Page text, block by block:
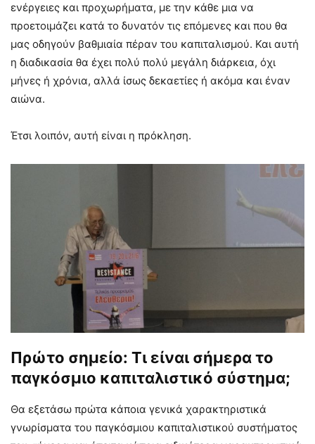
ενέργειες και προχωρήματα, με την κάθε μια να
προετοιμάζει κατά το δυνατόν τις επόμενες και που θα
μας οδηγούν βαθμιαία πέραν του καπιταλισμού. Και αυτή
η διαδικασία θα έχει πολύ πολύ μεγάλη διάρκεια, όχι
μήνες ή χρόνια, αλλά ίσως δεκαετίες ή ακόμα και έναν
αιώνα.
Έτσι λοιπόν, αυτή είναι η πρόκληση.
Πρώτο σημείο: Τι είναι σήμερα το
παγκόσμιο καπιταλιστικό σύστημα;
Θα εξετάσω πρώτα κάποια γενικά χαρακτηριστικά
γνωρίσματα του παγκόσμιου καπιταλιστικού συστήματος